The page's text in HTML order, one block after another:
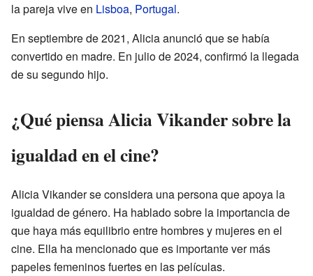
la pareja vive en Lisboa, Portugal.
En septiembre de 2021, Alicia anunció que se había
convertido en madre. En julio de 2024, confirmó la llegada
de su segundo hijo.
¿Qué piensa Alicia Vikander sobre la
igualdad en el cine?
Alicia Vikander se considera una persona que apoya la
igualdad de género. Ha hablado sobre la importancia de
que haya más equilibrio entre hombres y mujeres en el
cine. Ella ha mencionado que es importante ver más
papeles femeninos fuertes en las películas.